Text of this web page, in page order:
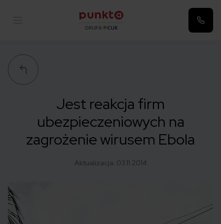
Jest reakcja firm
ubezpieczeniowych na
zagrożenie wirusem Ebola
Aktualizacja: 03.11.2014